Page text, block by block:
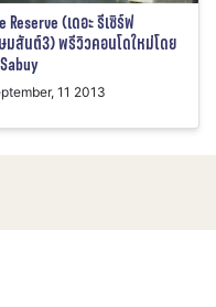
Reserve (เดอะ รีเซิร์ฟ
มสันต์3) พรีวิวคอนโดใหม่โดย
11 2013